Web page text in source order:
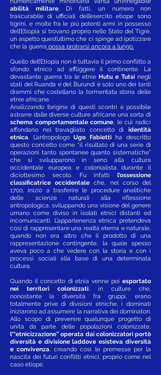
abilità militare. Di fatti, un numero non
trascurabile di ufficiali dell’esercito etiope sono
tigrini, e molte fra le più potenti armi in possesso
dell’Etiopia si trovano proprio nello Stato del Tigrè,
un aspetto quest’ultimo che ci spinge ad ipotizzare
che la guerra possa protrarsi ancora a lungo.
Quello dell’Etiopia non è tuttavia il primo conflitto a
sfondo etnico ad affliggere il continente. La
devastante guerra tra le etnie Hutu e Tutsi negli
stati del Ruanda e del Burundi è solo uno dei tanti
drammi che costellano la tormentata storia delle
etnie africane.
Analizzando l’origine di questi scontri è possibile
astrarre dalle diverse culture africane una sorta di
schema comportamentale comune, le cui radici
affondano nel travagliato concetto di identità
etnica. L’antropologoUgo Fabiettiha descritto
questo concetto come “il risultato di una serie di
operazioni tanto spontanee quanto sistematiche”
che si svilupparono in seno alla cultura
occidentale europea e colonialista durante il
diciottesimo secolo. Fu infatti l’ossessione
classificatrice occidentaleche, nel corso del
1700, iniziò a trasferire le procedure analitiche
delle scienze naturali alla riflessione
antropologica, sviluppando una visione del genere
umano come diviso in isolati etnici distanti ed
incomunicanti. L’appartenenza etnica pretendeva
così di rappresentare una realtà eterna e naturale,
quando non era altro che il prodotto di una
rappresentazione contingente, la quale spesso
aveva poco a che vedere con la storia e con i
processi sociali alla base di una determinata
cultura.
Quando il concetto di etnia venne poi esportato
nei territori colonizzati, in culture che,
nonostante la diversità fra gruppi, erano
totalmente prive di divisioni etniche, i dominati
iniziarono ad assumere la narrativa dei dominatori.
Allo scopo di prevenire qualunque progetto di
unità da parte delle popolazioni colonizzate,
l’“etnicizzazione” operata dai colonizzatori portò
diversità e divisione laddove esisteva diversità
e convivenza, creando così le premesse per la
nascita dei futuri conflitti etnici, proprio come nel
caso etiope.